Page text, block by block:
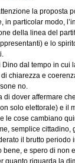
la proposta
in particolar modo,
della linea del
e lo
dal tempo in cui
chiarezza e
no.
di dover affermare
solo elettorale) e il
le cose cambiano
semplice cittadino,
il brutto periodo
bene, e spero di non
quanto riguarda la